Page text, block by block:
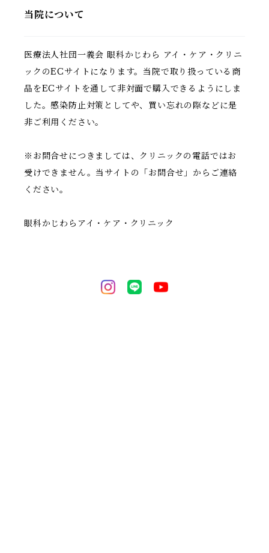
当院について
医療法人社団一義会 眼科かじわら アイ・ケア・クリニ
ックのECサイトになります。当院で取り扱っている商
品をECサイトを通して非対面で購入できるようにしま
した。感染防止対策としてや、買い忘れの際などに是
非ご利用ください。
※お問合せにつきましては、クリニックの電話ではお
受けできません。当サイトの「お問合せ」からご連絡
ください。
眼科かじわらアイ・ケア・クリニック